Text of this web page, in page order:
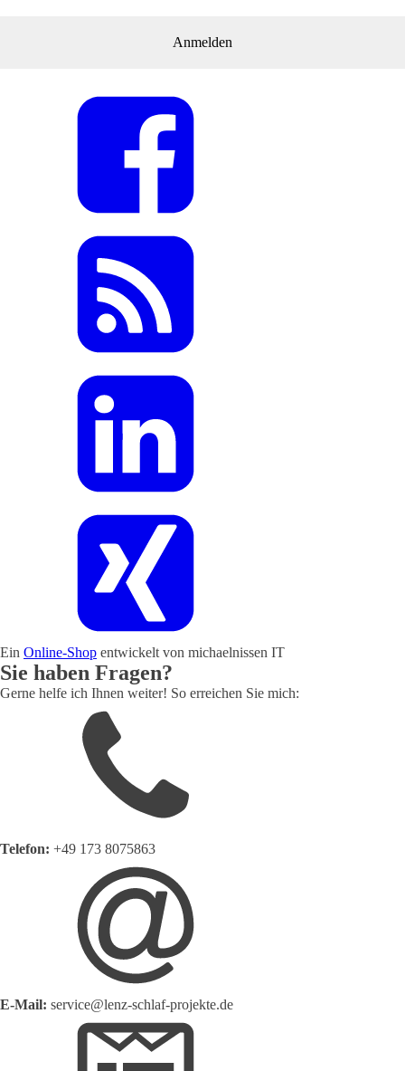
Ein Online-Shop entwickelt von michaelnissen IT
Sie haben Fragen?
Gerne helfe ich Ihnen weiter! So erreichen Sie mich:
Telefon: +49 173 8075863
E-Mail: service@lenz-schlaf-projekte.de